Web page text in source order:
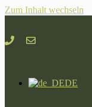
Zum Inhalt wechseln
DE